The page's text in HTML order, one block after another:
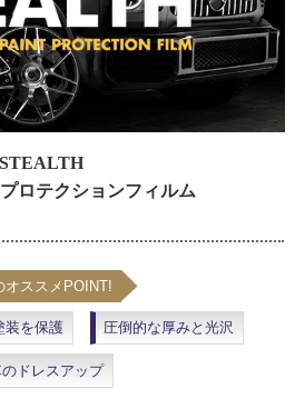
ロテクションフィルム
オススメPOINT!
装を保護 圧倒的な厚みと光沢
ドレスアップ